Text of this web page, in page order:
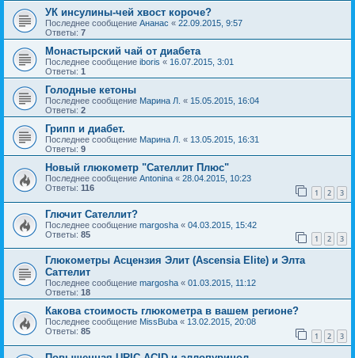
УК инсулины-чей хвост короче?
Последнее сообщение Ананас « 22.09.2015, 9:57
Ответы: 7
Монастырский чай от диабета
Последнее сообщение iboris « 16.07.2015, 3:01
Ответы: 1
Голодные кетоны
Последнее сообщение Марина Л. « 15.05.2015, 16:04
Ответы: 2
Грипп и диабет.
Последнее сообщение Марина Л. « 13.05.2015, 16:31
Ответы: 9
Новый глюкометр "Сателлит Плюс"
Последнее сообщение Antonina « 28.04.2015, 10:23
Ответы: 116 1 2 3
Глючит Сателлит?
Последнее сообщение margosha « 04.03.2015, 15:42
Ответы: 85 1 2 3
Глюкометры Асцензия Элит (Ascensia Elite) и Элта
Саттелит
Последнее сообщение margosha « 01.03.2015, 11:12
Ответы: 18
Какова стоимость глюкометра в вашем регионе?
Последнее сообщение MissBuba « 13.02.2015, 20:08
Ответы: 85 1 2 3